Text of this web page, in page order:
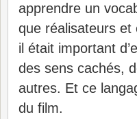
apprendre un
que réalisateurs et
il était important
des sens cachés,
autres. Et ce
du film.